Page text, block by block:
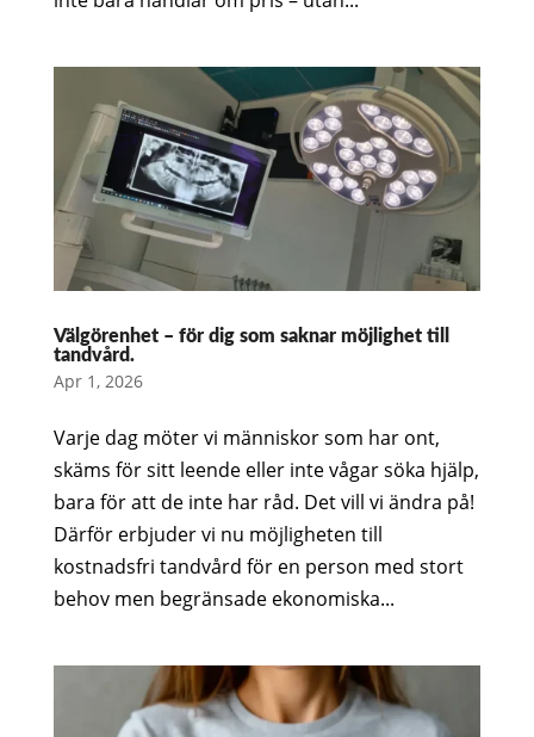
Välgörenhet – för dig som saknar möjlighet till
tandvård.
Apr 1, 2026
Varje dag möter vi människor som har ont,
skäms för sitt leende eller inte vågar söka hjälp,
bara för att de inte har råd. Det vill vi ändra på!
Därför erbjuder vi nu möjligheten till
kostnadsfri tandvård för en person med stort
behov men begränsade ekonomiska...